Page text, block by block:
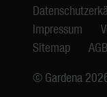
Impressum
Sitemap
AGB
© Gardena